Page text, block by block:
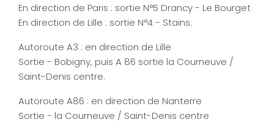
En direction de Paris : sortie N°5 Drancy - Le Bourget
En direction de Lille : sortie N°4 - Stains.
Autoroute A3 : en direction de Lille
Sortie - Bobigny, puis A 86 sortie la Courneuve /
Saint-Denis centre.
Autoroute A86 : en direction de Nanterre
Sortie - la Courneuve / Saint-Denis centre